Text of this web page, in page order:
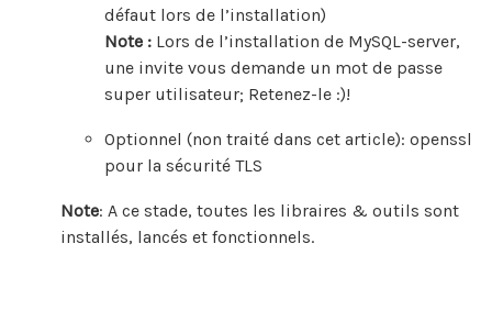
défaut lors de l’installation)
Note : Lors de l’installation de MySQL-server,
une invite vous demande un mot de passe
super utilisateur; Retenez-le :)!
Optionnel (non traité dans cet article): openssl
pour la sécurité TLS
Note: A ce stade, toutes les libraires & outils sont
installés, lancés et fonctionnels.